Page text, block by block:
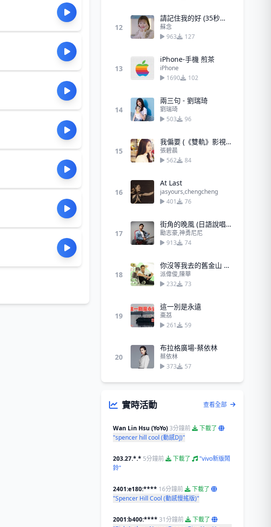
12
請記住我的好 (35秒女聲版)
蘇念
963
127
13
iPhone-手機 煎茶
iPhone
1690
102
14
兩三句 - 劉瑞琦
劉瑞琦
503
96
15
我偏要 (《雙軌》影視劇ost) - 張碧晨
張碧晨
562
84
16
At Last
jasyours,chengcheng
401
76
17
街角的晚風 (日語說唱版)
勵志豪,神勇尼尼
913
74
18
你沒等我去的舊金山 - 派偉俊、陳華
派偉俊,陳華
232
73
19
這一別是永遠
棗茘
261
59
20
布拉格廣場-蔡依林
蔡依林
373
57
實時活動 查看全部
Wan Lin Hsu (YoYo)3分鐘前
下載了
"spencer hill cool (動感DJ)"
203.27.*.* 5分鐘前 下載了
"vivo新版鬧
鈴"
2401:e180:**** 16分鐘前
下載了
"Spencer Hill Cool (動感慢搖版)"
2001:b400:**** 31分鐘前
下載了